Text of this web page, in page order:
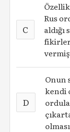
C
Rus
D
Onun
kendi